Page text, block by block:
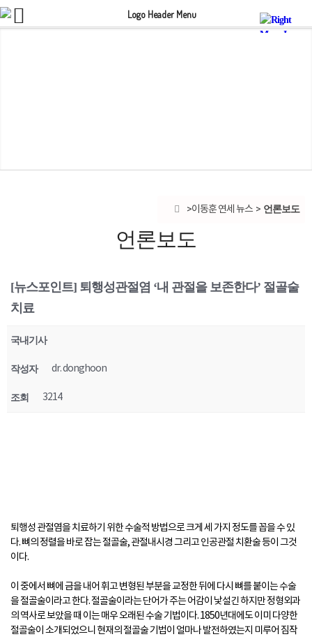
이동훈 연세 뉴스 언론보도
언론보도
[뉴스포인트] 퇴행성관절염 ‘내 관절을 보존한다’ 절골술
치료
국내기사
작성자 dr. donghoon
조회 3214
퇴행성 관절염을 치료하기 위한 수술적 방법으로 크게 세 가지 정도를 꼽을 수 있
다. 뼈의 정렬을 바로 잡는 절골술, 관절내시경 그리고 인공관절 치환술 등이 그것
이다.
이 중에서 뼈에 금을 내어 휘고 변형된 부분을 교정한 뒤에 다시 뼈를 붙이는 수술
을 절골술이라고 한다. 절골술이라는 단어가 주는 어감이 낯설긴 하지만 정형외과
의 역사로 보았을 때 이는 매우 오래된 수술 기법이다. 1850년대에도 이미 다양한
절골술이 소개되었으니 현재의 절골술 기법이 얼마나 발전하였는지 미루어 짐작